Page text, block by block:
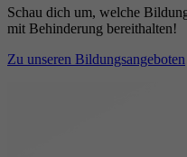
Schau dich um, welche
mit Behinderung bereithalten!
Zu unseren Bildungsangeboten